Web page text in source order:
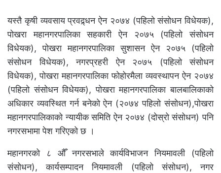
यस्तै कृषी व्यवसाय प्रवद्र्धन ऐन २०७४ (पहिलो संसोधन विधेयक),
पोखरा महानगरपालिका सहकारी ऐन २०७५ (पहिलो संसोधन
विधेयक), पोखरा महानगरपालिका सुशासन ऐन २०७५ (पहिलो
संसोधन विधेयक), नगरप्रहरी ऐन २०७५ (पहिलो संसोधन
विधेयक), पोखरा महानगरपालिका फोहोरमैला व्यवस्थापन ऐन २०७४
(पहिलो संसोधन विधेयक), पोखरा महानगरपालिका बालबालिकाको
अधिकार व्यवस्थित गर्न बनेको ऐन (२०७४ पहिलो संसोधन),पोखरा
महानगरपालिकाको न्यायीक समिति ऐन २०७४ (दोस्रो संसोधन) पनि
नगरसभामा पेश गरिएको छ ।
महानगरको ८ औँ नगरसभाले कार्यविभाजन नियमावली (पहिलो
संसोधन), कार्यसम्पादन नियमावली (पहिलो संसोधन), नगर